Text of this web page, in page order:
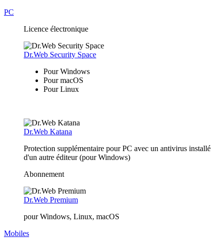
PC
Licence électronique
Dr.Web Security Space
Pour Windows
Pour macOS
Pour Linux
Dr.Web Katana
Protection supplémentaire pour PC avec un antivirus installé
d'un autre éditeur (pour Windows)
Abonnement
Dr.Web Premium
pour Windows, Linux, macOS
Mobiles